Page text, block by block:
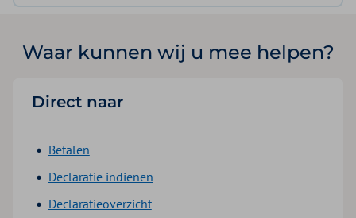
Waar kunnen wij u mee helpen?
Direct naar
Betalen
Declaratie indienen
Declaratieoverzicht